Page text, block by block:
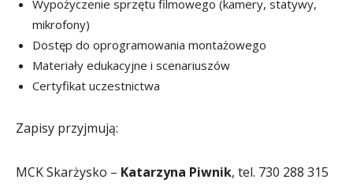
Wypożyczenie sprzętu filmowego (kamery, statywy,
mikrofony)
Dostęp do oprogramowania montażowego
Materiały edukacyjne i scenariuszów
Certyfikat uczestnictwa
Zapisy przyjmują:
MCK Skarżysko – Katarzyna Piwnik, tel. 730 288 315